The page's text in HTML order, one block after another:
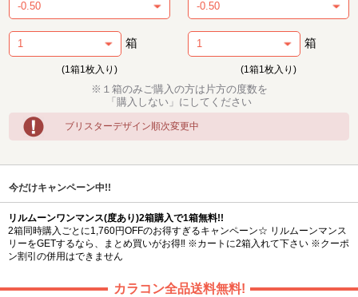
箱
(1箱1枚入り)
箱
(1箱1枚入り)
※１箱のみご購入の方は片方の度数を
「購入しない」にしてください
ブリスターデザイン順次変更中
今だけキャンペーン中!!
リルムーンワンマンス(度あり)2箱購入で1箱無料!!
2箱同時購入ごとに1,760円OFFのお得すぎるキャンペーン☆ リルムーンマンス
リーをGETするなら、まとめ買いがお得‼ ※カートに2箱入れて下さい ※クーポ
ン割引の併用はできません
カラコン全品送料無料!